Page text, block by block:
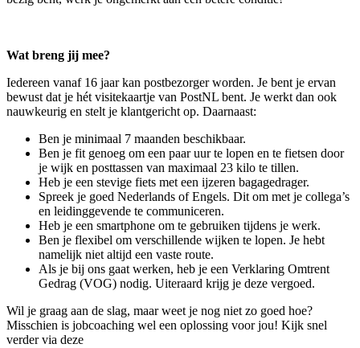
Wat breng jij mee?
Iedereen vanaf 16 jaar kan postbezorger worden. Je bent je ervan
bewust dat je hét visitekaartje van PostNL bent. Je werkt dan ook
nauwkeurig en stelt je klantgericht op. Daarnaast:
Ben je minimaal 7 maanden beschikbaar.
Ben je fit genoeg om een paar uur te lopen en te fietsen door
je wijk en posttassen van maximaal 23 kilo te tillen.
Heb je een stevige fiets met een ijzeren bagagedrager.
Spreek je goed Nederlands of Engels. Dit om met je collega’s
en leidinggevende te communiceren.
Heb je een smartphone om te gebruiken tijdens je werk.
Ben je flexibel om verschillende wijken te lopen. Je hebt
namelijk niet altijd een vaste route.
Als je bij ons gaat werken, heb je een Verklaring Omtrent
Gedrag (VOG) nodig. Uiteraard krijg je deze vergoed.
Wil je graag aan de slag, maar weet je nog niet zo goed hoe?
Misschien is jobcoaching wel een oplossing voor jou! Kijk snel
verder via deze